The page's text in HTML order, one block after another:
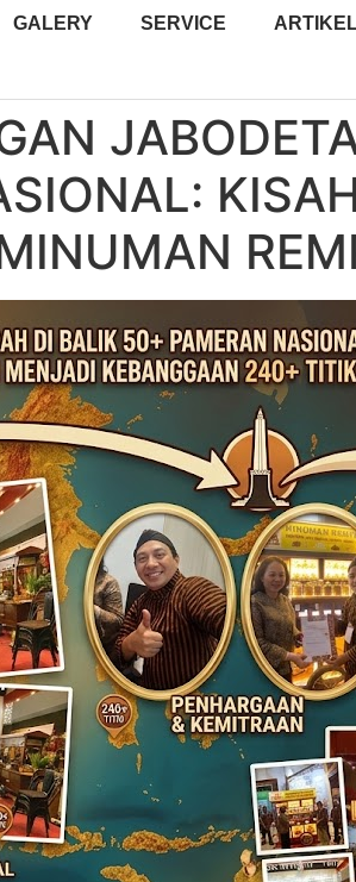
GALERY SERVICE